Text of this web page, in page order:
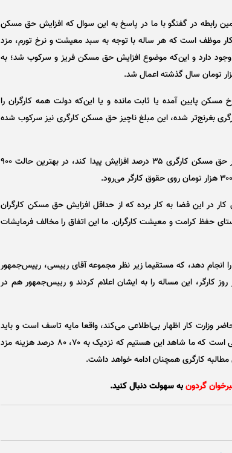
رابطه در گفتگو با ما در پاسخ به این سوال که افزایش حق مسکن
است؟ می‌گوید: شورای عالی کار مطابق ماده ۴۱ قانون کار موظف است که هر ساله با توجه به سبد معیشت و نرخ تورم، مزد
کارگران را تعیین کند. در این فضا یک خلاء بسیار بزرگی در مزد ۱۴۰۳ وجود دارد و این‌که موضوع افزایش حق مسکن فریز و سرکوب شد؛ به
پایین آمده یا ثابت مانده و یا این‌که دولت همه کارگران را
بغرنج‌تر شده، این مبلغ ناچیز حق مسکن کارگری نیز سرکوب شده
رییس کانون عالی انجمن‌های صنفی کارگران کشور تصریح می‌کند: اگر حق مسکن کارگری ۳۵ درصد افزایش پیدا کند، در بهترین حالت ۹۰۰
در این فضا به کار برده که از حداقل افزایش حق مسکن کارگران
حفظ کرامت و معیشت کارگران. ما این اتفاق را مخالف فرمایشات
دهد، که مستقیما زیر نظر مجموعه آقای رییسی، رییس‌جمهور
کارگر، این مساله را به ایشان اعلام کردند و رییس‌جمهور هم در
وزارت کار اظهار بی‌اطلاعی می‌کند، واقعا مایه تاسف است و باید
بدانند که افزایش حق مسکن، مطالبه جامعه کارگری است. این در حالی است که ما شاهد این هستیم که نزدیک به ۷۰، ۸۰ درصد هزینه مزد
کارگری همچنان ادامه خواهد داشت.
گردونبه سهولت دنبال کنید.